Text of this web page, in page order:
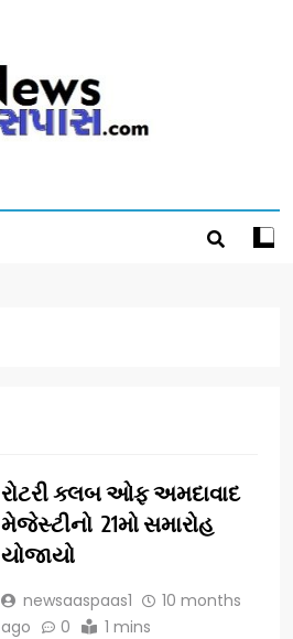
રોટરી ક્લબ ઓફ અમદાવાદ
મેજેસ્ટીનો 21મો સમારોહ
યોજાયો
newsaaspaas1
10 months
ago
0 1 mins